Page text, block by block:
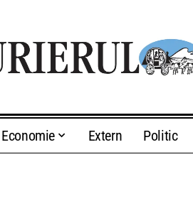
Economie Extern Politic